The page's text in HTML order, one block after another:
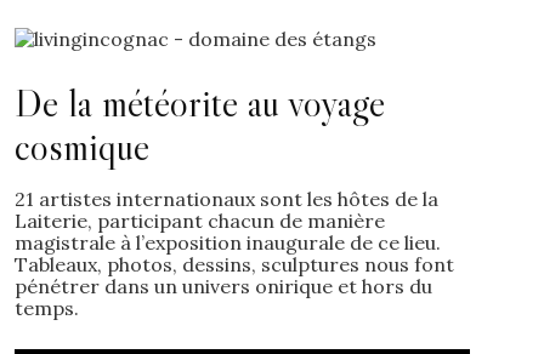
De la météorite au voyage
cosmique
21 artistes internationaux sont les hôtes de la
Laiterie, participant chacun de manière
magistrale à l’exposition inaugurale de ce lieu.
Tableaux, photos, dessins, sculptures nous font
pénétrer dans un univers onirique et hors du
temps.